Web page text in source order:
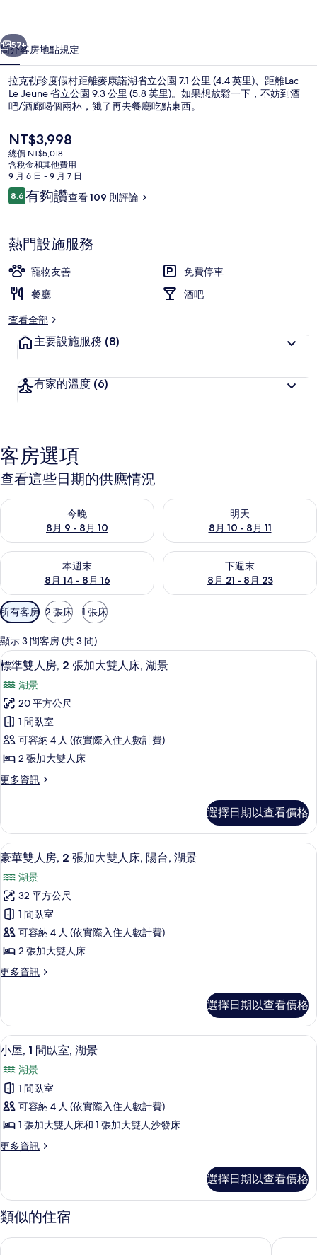
的
相
片
集
個 下一個
57+
簡介客房地點規定
拉克勒珍度假村距離麥康諾湖省立公園 7.1 公里 (4.4 英里)、距離Lac
Le Jeune 省立公園 9.3 公里 (5.8 英里)。如果想放鬆一下，不妨到酒
吧/酒廊喝個兩杯，餓了再去餐廳吃點東西。
目
前
的
價
格
是
NT$3,998
總價 NT$5,018
含稅金和其他費用
9 月 6 日 - 9 月 7 日
評
論
8.68.6 分，滿分 10 分，
有夠讚查看 109 則評論
熱門設施服務
寵物友善
免費停車
餐廳
酒吧
查看全部
主要設施服務 (8)
有家的溫度 (6)
客房選項
查看這些日期的供應情況
今晚
8月 9 - 8月 10
查看今晚 (8月 9 - 8月 10) 的供應情況
明天
8月 10 - 8月 11
查看明天 (8月 10 - 8月 11) 的
本週末
8月 14 - 8月 16
查看本週末 (8月 14 - 8月 16) 的供應情況
下週末
8月 21 - 8月 23
查看下週末 (8月 21 - 8月 23)
可
用
的
客
房
篩
選
條
件
所有客房 2 張床 1 張床
顯示 3 間客房 (共 3 間)
顯
標
準
雙
人
2
加
大
雙
人
床,
湖
景
的
所
片
5
標準雙人房, 2 張加大雙人床, 湖景
湖景
20 平方公尺
1 間臥室
可容納 4 人 (依實際入住人數計費)
2 張加大雙人床
更多資訊
更
雙
人
房,
張
加
大
雙
人
床,
湖
景
選擇日期以查看價格
顯
豪
華
雙
人
2
加
大
雙
人
床,
陽
台,
湖
所
有
相
豪華雙人房, 2 張加大雙人床, 陽台, 湖
7
豪華雙人房, 2 張加大雙人床, 陽台, 湖景
湖景
32 平方公尺
1 間臥室
可容納 4 人 (依實際入住人數計費)
2 張加大雙人床
更多資訊
更
雙
人
房,
張
加
大
雙
人
陽
的
詳
情
選擇日期以查看價格
顯
小
屋,
1
間
臥
湖
景
的
所
8
小屋, 1 間臥室, 湖景
湖景
1 間臥室
可容納 4 人 (依實際入住人數計費)
1 張加大雙人床和 1 張加大雙人沙發床
更多資訊
更
1
間
臥
室,
湖
選擇日期以查看價格
類似的住宿
MountainView Hotel Merritt 里佛蘭